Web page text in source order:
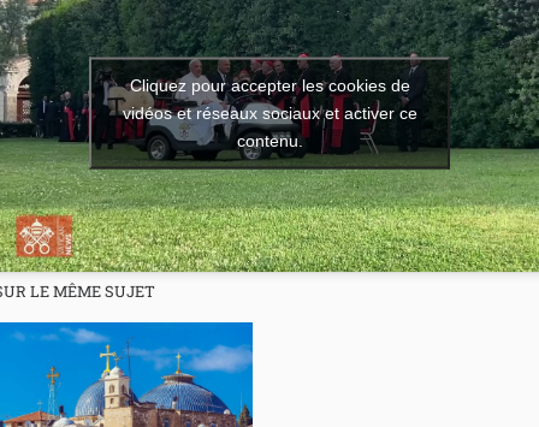
Cliquez pour accepter les cookies de
vidéos et réseaux sociaux et activer ce
contenu.
LE MÊME SUJET